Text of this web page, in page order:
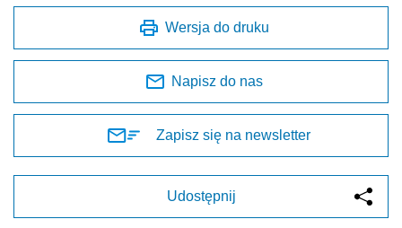
Wersja do druku
Napisz do nas
Zapisz się na newsletter
Udostępnij